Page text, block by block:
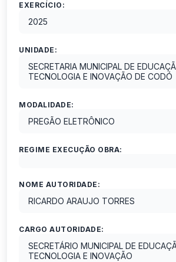
EXERCÍCIO:
2025
UNIDADE:
SECRETARIA MUNICIPAL DE
TECNOLOGIA E INOVAÇÃO DE CODÓ
MODALIDADE:
PREGÃO ELETRÔNICO
REGIME EXECUÇÃO OBRA:
NOME AUTORIDADE:
RICARDO ARAUJO TORRES
CARGO AUTORIDADE:
SECRETÁRIO MUNICIPAL DE
TECNOLOGIA E INOVAÇÃO